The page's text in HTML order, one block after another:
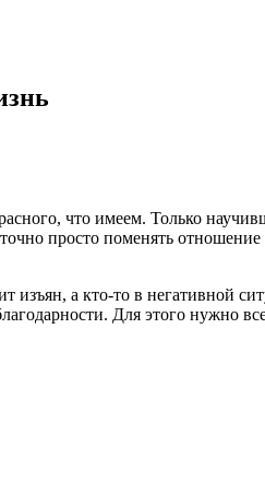
что имеем. Только
просто поменять
а кто-то в негативной
Для этого нужно